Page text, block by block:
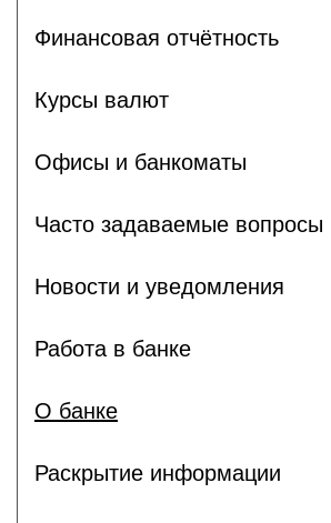
Финансовая отчётность
Курсы валют
Офисы и банкоматы
Часто задаваемые вопросы
Новости и уведомления
Работа в банке
О банке
Раскрытие информации